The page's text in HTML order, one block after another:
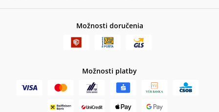
Možnosti doručenia
Možnosti platby